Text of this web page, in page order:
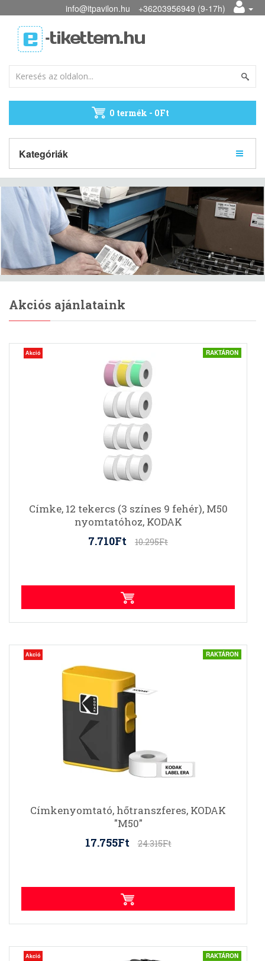
info@itpavilon.hu +36203956949 (9-17h)
0 termék - 0Ft
Kategóriák
Akciós ajánlataink
Akció RAKTÁRON
Címke, 12 tekercs (3 színes 9 fehér), M50
nyomtatóhoz, KODAK
7.710Ft 10.295Ft
Akció RAKTÁRON
Címkenyomtató, hőtranszferes, KODAK
"M50"
17.755Ft 24.315Ft
Akció RAKTÁRON